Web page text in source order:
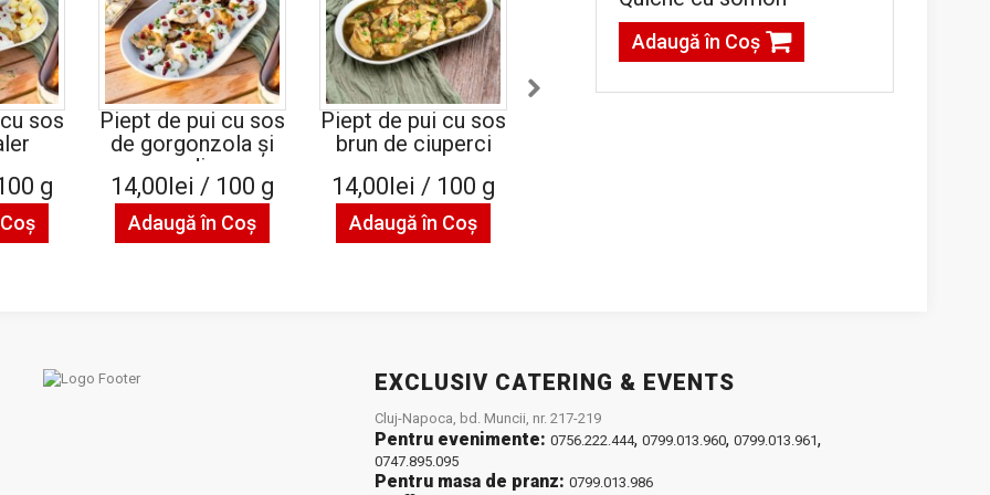
sos
g
Piept de pui cu sos
de gorgonzola și
rodie
14,00lei / 100 g
Adaugă în Coş
Piept de pui cu sos
brun de ciuperci
14,00lei / 100 g
Adaugă în Coş
Adaugă în Coş
EXCLUSIV CATERING & EVENTS
Cluj-Napoca, bd. Muncii, nr. 217-219
Pentru evenimente: 0756.222.444, 0799.013.960, 0799.013.961,
0747.895.095
Pentru masa de pranz: 0799.013.986